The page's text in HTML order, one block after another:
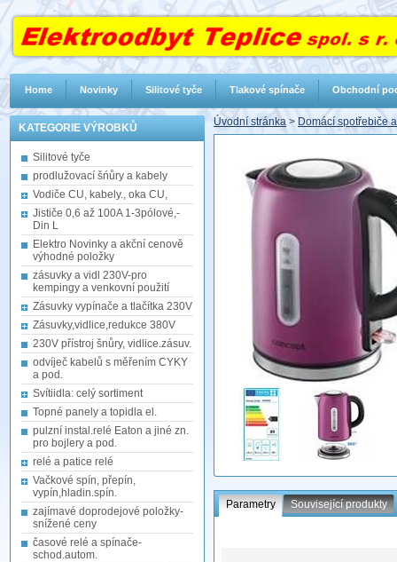
KATEGORIE VÝROBKŮ
Silitové tyče
prodlužovací šńůry a kabely
Vodiče CU, kabely., oka CU,
Jističe 0,6 až 100A 1-3pólové,-
Din L
Elektro Novinky a akční cenově
výhodné položky
zásuvky a vidl 230V-pro
kempingy a venkovní použití
Zásuvky vypínače a tlačítka 230V
Zásuvky,vidlice,redukce 380V
230V přístroj šnůry, vidlice.zásuv.
odvíječ kabelů s měřením CYKY
a pod.
Svítiidla: celý sortiment
Topné panely a topidla el.
pulzní instal.relé Eaton a jiné zn.
pro bojlery a pod.
relé a patice relé
Vačkové spín, přepín,
vypín,hladin.spín.
zajímavé doprodejové položky-
snížené ceny
časové relé a spínače-
schod.autom.
Úvodní stránka > Domácí spotřebiče
Parametry Související produkty
Home Novinky Silitové tyče Tlakové spínače Obchodní